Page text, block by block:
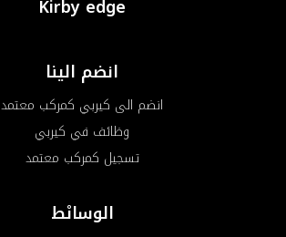
Kirby edge
انضم الينا
انضم الى كيربي كمركب معتمد
وظائف في كيربي
تسجيل كمركب معتمد
الوساىْط